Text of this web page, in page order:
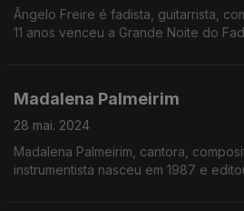
Ângelo Freire é fadista, guitarrista,
11 anos venceu a Grande Noite do
Madalena Palmeirim
28 mai. 2024
Madalena Palmeirim, cantora,
instrumentista nasceu em 1987 e